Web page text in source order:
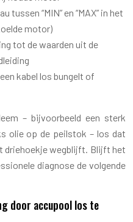
“MIN” en “MAX” in het
motor)
tot de waarden uit de
kabel los bungelt of
– bijvoorbeeld een sterk
olie op de peilstok – los dat
driehoekje wegblijft. Blijft het
diagnose de volgende
door accupool los te